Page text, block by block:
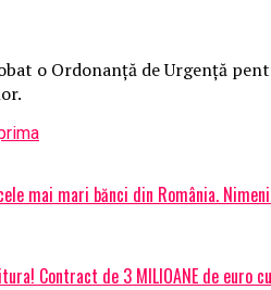
o Ordonanță de Urgență
mai mari bănci din România.
Contract de 3 MILIOANE de euro